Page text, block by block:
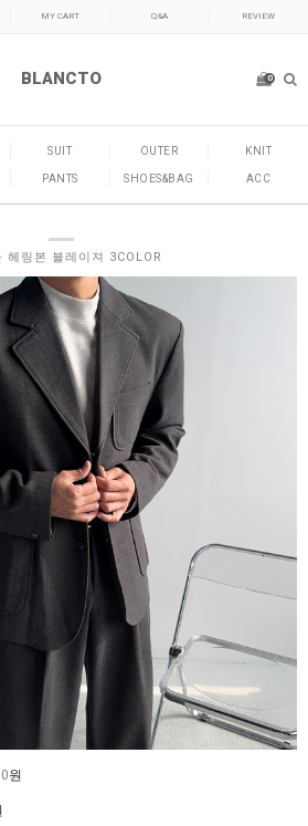
MY CART Q&A REVIEW
BLANCTO 0
SUIT OUTER KNIT
PANTS SHOES&BAG ACC
헤링본 블레이져 3COLOR
원